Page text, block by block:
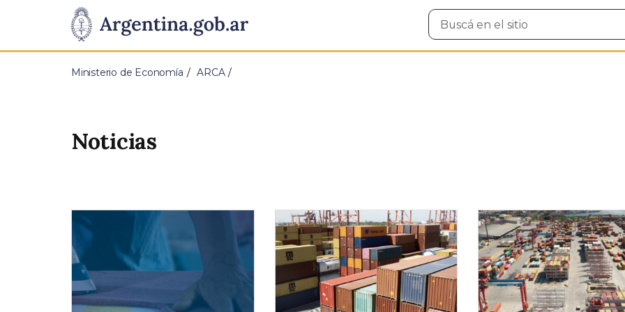
Presidencia
de
Pasar al contenido principal
Buscar
en
Ministerio de Economía ARCA
Noticias